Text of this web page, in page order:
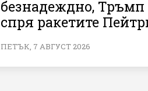
безнадеждно, Тръмп
спря ракетите
ПЕТЪК, 7 АВГУСТ 2026